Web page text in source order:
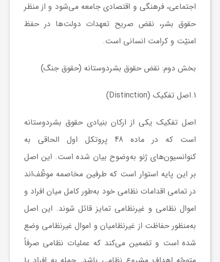
اجتماعی، فرهنگی و اقتصادی جامعه می‌شود و از منظر
حقوق بشر، نقض صریح تعهدات دولت‌ها در حفظ
امنیّت و کرامت انسانی است.
بخش دوم: نقض حقوق بشردوستانه (حقوق جنگ)
1. اصل تفکیک(Distinction)
اصل تفکیک یکی از ارکان بنیادی حقوق بشردوستانه
است که در ماده 48 پروتکل اول الحاقی به
کنوانسیون‌های ژنو به‌وضوح بیان شده است. این اصل
بر این پایه استوار است که طرفین مخاصمه موظّف‌اند
در تمامی اقدامات نظامی خود به‌طور کامل میان افراد و
اموال نظامی و غیرنظامی تمایز قائل شوند. این اصل
به‌منظور حفاظت از غیرنظامیان و اموال غیرنظامی وضع
شده است و تضمین می‌کند که عملیات نظامی صرفاً